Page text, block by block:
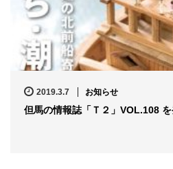
2019.3.7 お知らせ
但馬の情報誌「Ｔ２」VOL.108 を